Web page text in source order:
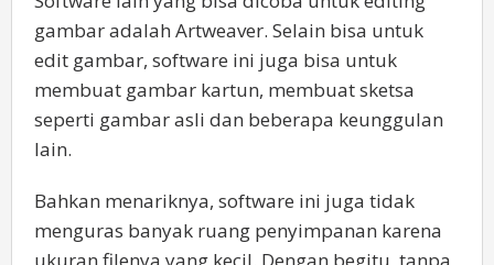
gambar adalah Artweaver. Selain bisa untuk
edit gambar, software ini juga bisa untuk
membuat gambar kartun, membuat sketsa
seperti gambar asli dan beberapa keunggulan
lain.
Bahkan menariknya, software ini juga tidak
menguras banyak ruang penyimpanan karena